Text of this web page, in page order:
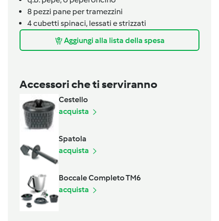
8 pezzi pane per tramezzini
4cubetti spinaci, lessati e strizzati
Aggiungi alla lista della spesa
Accessori che ti serviranno
Cestello
acquista
Spatola
acquista
Boccale Completo TM6
acquista